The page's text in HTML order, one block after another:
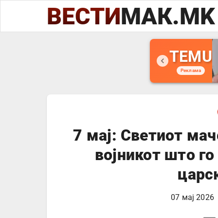
ВЕСТИМАК.MK
TEMU
Реклама
7 мај: Светиот
војникот што
07 мај 2026